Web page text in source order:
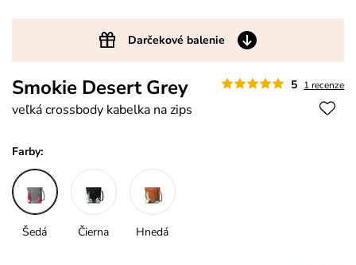
Darčekové balenie
5 1 recenze
Smokie Desert Grey
veľká crossbody kabelka na zips
Farby:
Šedá Čierna Hnedá